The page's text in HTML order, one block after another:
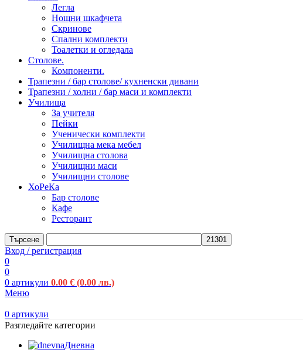
Легла
Нощни шкафчета
Скринове
Спални комплекти
Тоалетки и огледала
Столове.
Компоненти.
Трапезни / бар столове/ кухненски дивани
Трапезни / холни / бар маси и комплекти
Училища
За учителя
Пейки
Ученически комплекти
Училищна мека мебел
Училищна столова
Училищни маси
Училищни столове
ХоРеКа
Бар столове
Кафе
Ресторант
Търсене
Вход / регистрация
0
0
0 артикули 0.00 € (0.00 лв.)
Меню
0 артикули
Разгледайте категории
Дневна